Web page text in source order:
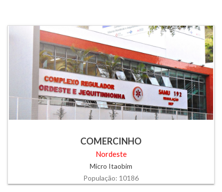
COMERCINHO
Nordeste
Micro Itaobim
População: 10186